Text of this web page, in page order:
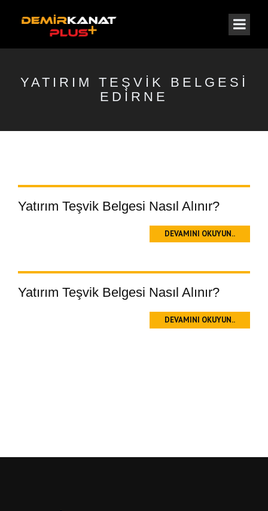
YATIRIM TEŞVIK BELGESI
EDIRNE
Yatırım Teşvik Belgesi Nasıl Alınır?
DEVAMINI OKUYUN..
Yatırım Teşvik Belgesi Nasıl Alınır?
DEVAMINI OKUYUN..